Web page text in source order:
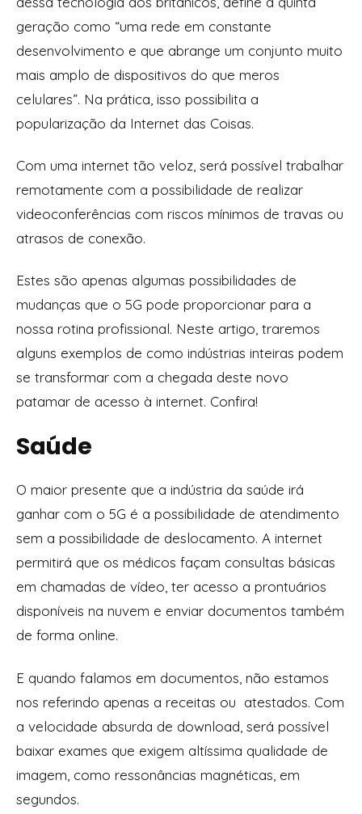
geração como “uma rede em constante
desenvolvimento e que abrange um conjunto muito
mais amplo de dispositivos do que meros
celulares”. Na prática, isso possibilita a
popularização da Internet das Coisas.
Com uma internet tão veloz, será possível trabalhar
remotamente com a possibilidade de realizar
videoconferências com riscos mínimos de travas ou
atrasos de conexão.
Estes são apenas algumas possibilidades de
mudanças que o 5G pode proporcionar para a
nossa rotina profissional. Neste artigo, traremos
alguns exemplos de como indústrias inteiras podem
se transformar com a chegada deste novo
patamar de acesso à internet. Confira!
Saúde
O maior presente que a indústria da saúde irá
ganhar com o 5G é a possibilidade de atendimento
sem a possibilidade de deslocamento. A internet
permitirá que os médicos façam consultas básicas
em chamadas de vídeo, ter acesso a prontuários
disponíveis na nuvem e enviar documentos também
de forma online.
E quando falamos em documentos, não estamos
nos referindo apenas a receitas ou atestados. Com
a velocidade absurda de download, será possível
baixar exames que exigem altíssima qualidade de
imagem, como ressonâncias magnéticas, em
segundos.